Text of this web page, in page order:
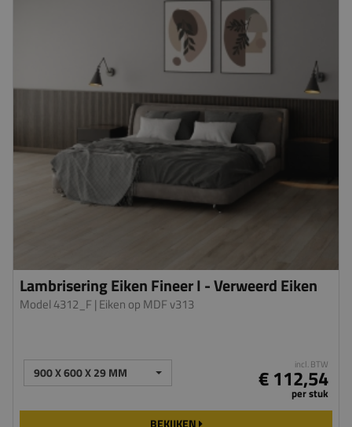
Lambrisering Eiken Fineer I - Verweerd Eiken
Model 4312_F | Eiken op MDF v313
900 X 600 X 29 MM incl. BTW
€ 112,54
per stuk
BEKIJKEN